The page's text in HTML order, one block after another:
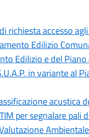
richiesta accesso
Edilizio
Edilizio e del Piano
in variante al
per segnalare pali